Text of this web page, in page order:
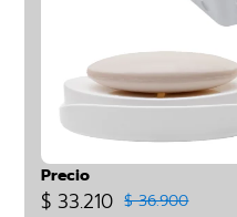
Precio
$ 33.210 $ 36.900